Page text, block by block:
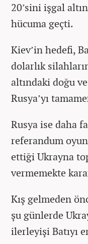
20’sini işgal
hücuma geçti.
Kiev’in hedefi,
dolarlık
altındaki doğu
Rusya’yı
Rusya ise daha
referandum
ettiği Ukrayna
vermemekte
Kış gelmeden
şu günlerde
ilerleyişi Batıyı